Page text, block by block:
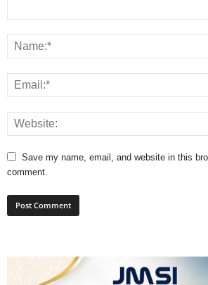
Save my name, email, and website in this
comment.